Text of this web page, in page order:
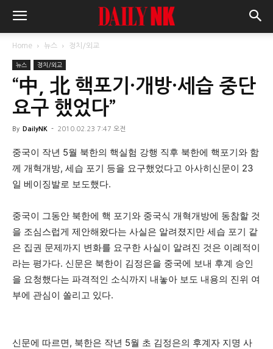
Home 뉴스 정치/외교
뉴스 정치/외교
“中, 北 핵포기·개방·세습 중단
요구 했었다”
By DailyNK - 2010.02.23 7:47 오전
중국이 작년 5월 북한의 핵실험 강행 직후 북한에 핵포기와 함
께 개혁개방, 세습 포기 등을 요구했었다고 아사히신문이 23
일 베이징발로 보도했다.
중국이 그동안 북한에 핵 포기와 중국식 개혁개방에 동참할 것
을 조심스럽게 제안해왔다는 사실은 알려졌지만 세습 포기 같
은 집권 문제까지 변화를 요구한 사실이 알려진 것은 이례적이
라는 평가다. 신문은 북한이 김정은을 중국에 보내 후계 승인
을 요청했다는 파격적인 소식까지 내놓아 보도 내용의 진위 여
부에 관심이 쏠리고 있다.
신문에 따르면, 북한은 작년 5월 초 김정은의 후계자 지명 사